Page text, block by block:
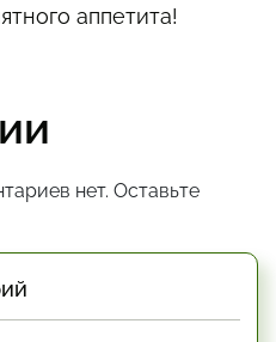
аппетита!
нет. Оставьте